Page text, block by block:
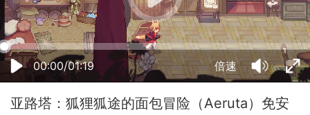
00:00/01:19 倍速
亚路塔：狐狸狐途的面包冒险（Aeruta）免安